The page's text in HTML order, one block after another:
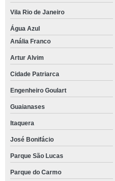
Vila Rio de Janeiro
Água Azul
Anália Franco
Artur Alvim
Cidade Patriarca
Engenheiro Goulart
Guaianases
Itaquera
José Bonifácio
Parque São Lucas
Parque do Carmo